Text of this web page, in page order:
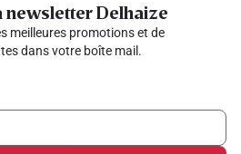
Delhaize
meilleures promotions et de
dans votre boîte mail.